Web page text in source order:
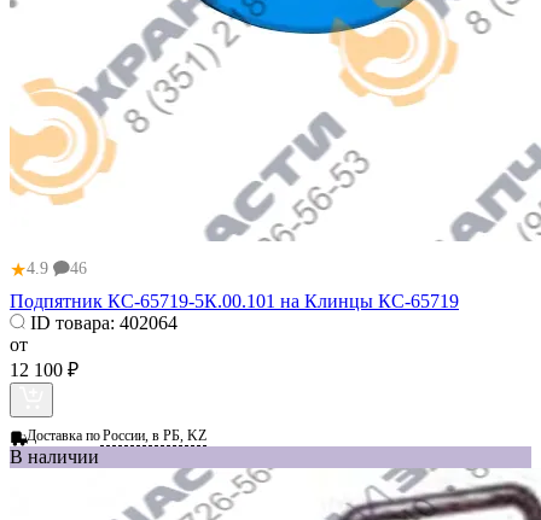
★4.9 46
Подпятник КС-65719-5К.00.101 на Клинцы КС-65719
ID товара: 402064
от
12 100 ₽
Доставка поРоссии, в РБ, KZ
В наличии